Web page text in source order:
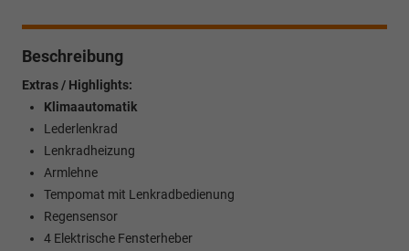
Beschreibung
Extras / Highlights:
Klimaautomatik
Lederlenkrad
Lenkradheizung
Armlehne
Tempomat mit Lenkradbedienung
Regensensor
4 Elektrische Fensterheber